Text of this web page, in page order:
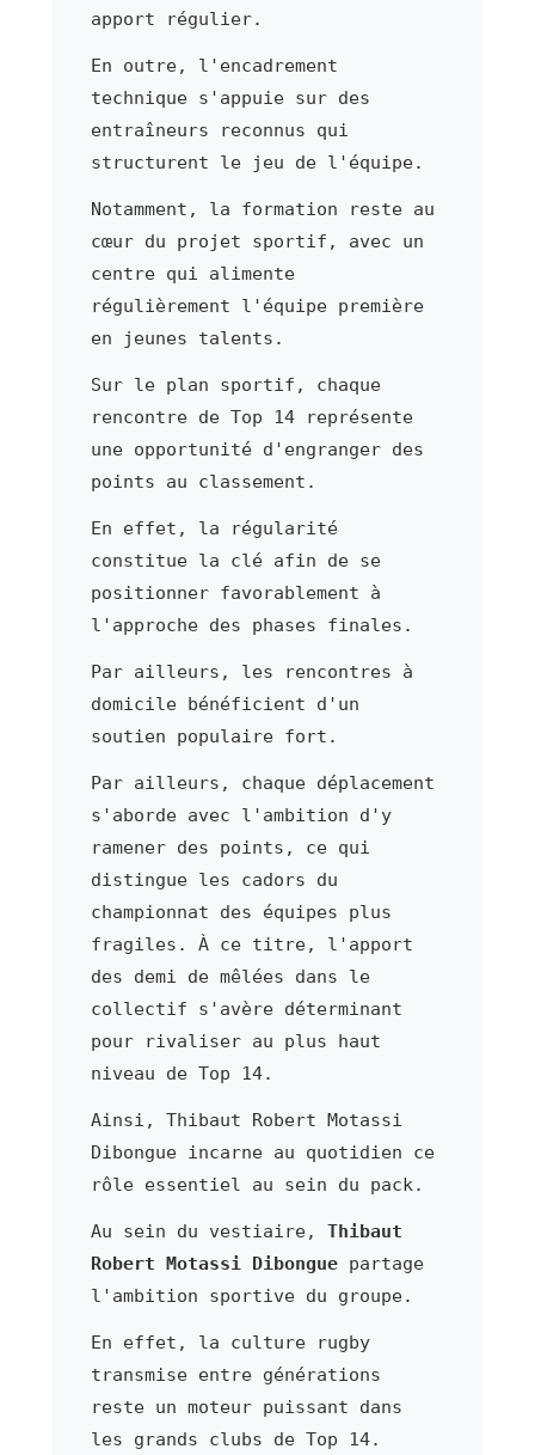
apport régulier.
En outre, l'encadrement
technique s'appuie sur des
entraîneurs reconnus qui
structurent le jeu de l'équipe.
Notamment, la formation reste au
cœur du projet sportif, avec un
centre qui alimente
régulièrement l'équipe première
en jeunes talents.
Sur le plan sportif, chaque
rencontre de Top 14 représente
une opportunité d'engranger des
points au classement.
En effet, la régularité
constitue la clé afin de se
positionner favorablement à
l'approche des phases finales.
Par ailleurs, les rencontres à
domicile bénéficient d'un
soutien populaire fort.
Par ailleurs, chaque déplacement
s'aborde avec l'ambition d'y
ramener des points, ce qui
distingue les cadors du
championnat des équipes plus
fragiles. À ce titre, l'apport
des demi de mêlées dans le
collectif s'avère déterminant
pour rivaliser au plus haut
niveau de Top 14.
Ainsi, Thibaut Robert Motassi
Dibongue incarne au quotidien ce
rôle essentiel au sein du pack.
Au sein du vestiaire, Thibaut
Robert Motassi Dibonguepartage
l'ambition sportive du groupe.
En effet, la culture rugby
transmise entre générations
reste un moteur puissant dans
les grands clubs de Top 14.